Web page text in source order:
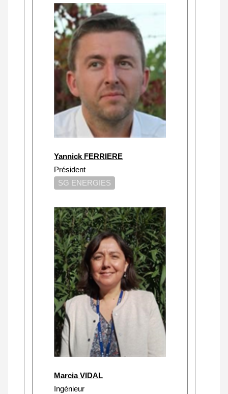
Yannick FERRIERE
Président
SG ENERGIES
Marcia VIDAL
Ingénieur